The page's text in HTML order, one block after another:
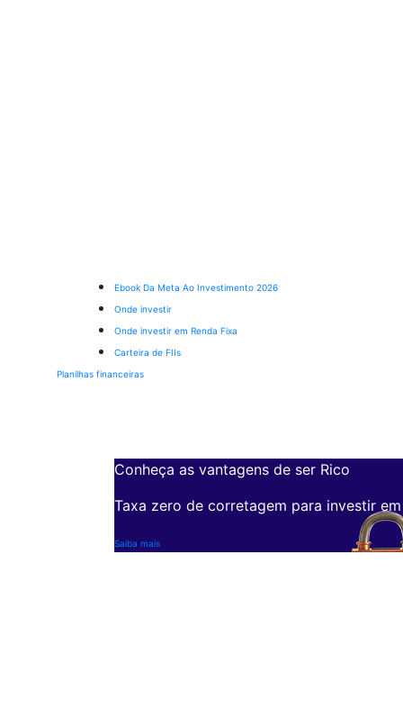
Ebook Da Meta Ao Investimento 2026
Onde investir
Onde investir em Renda Fixa
Carteira de FIIs
Planilhas financeiras
Conheça as vantagens de ser Rico
Taxa zero de corretagem para investir
Saiba mais